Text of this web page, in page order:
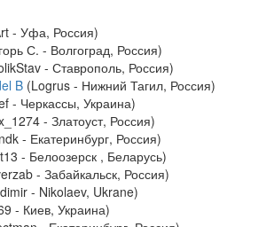
- Уфа, Россия)
С. - Волгоград, Россия)
- Ставрополь, Россия)
B (Logrus - Нижний Тагил, Россия)
- Черкассы, Украина)
- Златоуст, Россия)
- Екатеринбург, Россия)
- Белоозерск , Беларусь)
- Забайкальск, Россия)
- Nikolaev, Ukrane)
- Киев, Украина)